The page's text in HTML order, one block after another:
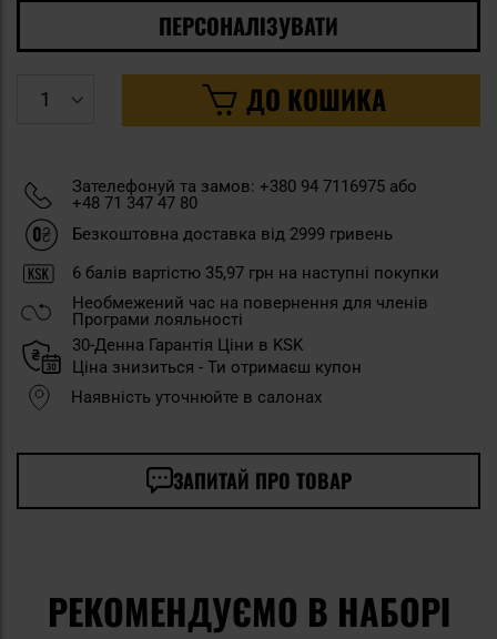
ПЕРСОНАЛІЗУВАТИ
ДО КОШИКА
Зателефонуй та замов: +380 94 7116975 або
+48 71 347 47 80
Безкоштовна доставка від 2999 гривень
6 балів вартістю 35,97 грн на наступні покупки
Необмежений час на повернення для членів
Програми лояльності
30-Денна Гарантія Ціни в KSK
Ціна знизиться - Ти отримаєш купон
Наявність уточнюйте в салонах
ЗАПИТАЙ ПРО ТОВАР
РЕКОМЕНДУЄМО В НАБОРІ